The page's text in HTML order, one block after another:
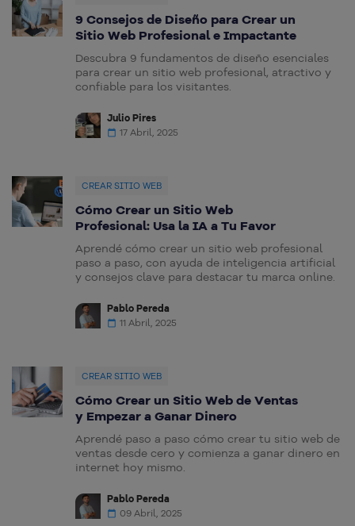
9 Consejos de Diseño para Crear un
Sitio Web Profesional e Impactante
Descubra 9 fundamentos de diseño esenciales
para crear un sitio web profesional, atractivo y
confiable para los visitantes.
Julio Pires
17 Abril, 2025
CREAR SITIO WEB
Cómo Crear un Sitio Web
Profesional: Usa la IA a Tu Favor
Aprendé cómo crear un sitio web profesional
paso a paso, con ayuda de inteligencia artificial
y consejos clave para destacar tu marca online.
Pablo Pereda
11 Abril, 2025
CREAR SITIO WEB
Cómo Crear un Sitio Web de Ventas
y Empezar a Ganar Dinero
Aprendé paso a paso cómo crear tu sitio web de
ventas desde cero y comienza a ganar dinero en
internet hoy mismo.
Pablo Pereda
09 Abril, 2025